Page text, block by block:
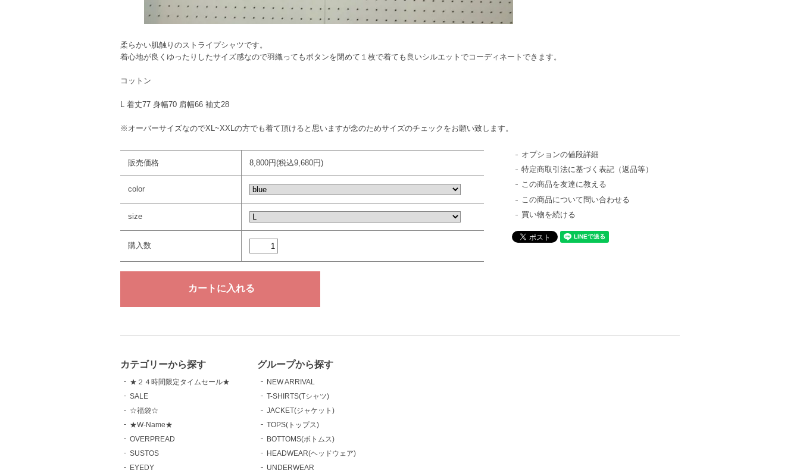
柔らかい肌触りのストライプシャツです。
着心地が良くゆったりしたサイズ感なので羽織ってもボタンを閉めて１枚で着ても良いシルエットでコーディネートできます。
コットン
L 着丈77 身幅70 肩幅66 袖丈28
※オーバーサイズなのでXL~XXLの方でも着て頂けると思いますが念のためサイズのチェックをお願い致します。
販売価格 8,800円(税込9,680円)
color
size
購入数
オプションの値段詳細
特定商取引法に基づく表記（返品等）
この商品を友達に教える
この商品について問い合わせる
買い物を続ける
カテゴリーから探す
★２４時間限定タイムセール★
SALE
☆福袋☆
★W-Name★
OVERPREAD
SUSTOS
EYEDY
グループから探す
NEW ARRIVAL
T-SHIRTS(Tシャツ)
JACKET(ジャケット)
TOPS(トップス)
BOTTOMS(ボトムス)
HEADWEAR(ヘッドウェア)
UNDERWEAR